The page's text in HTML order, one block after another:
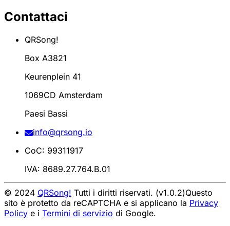
Contattaci
QRSong!
Box A3821
Keurenplein 41
1069CD Amsterdam
Paesi Bassi
info@qrsong.io
CoC: 99311917
IVA: 8689.27.764.B.01
© 2024 QRSong! Tutti i diritti riservati. (v1.0.2)Questo
sito è protetto da reCAPTCHA e si applicano la Privacy
Policy e i Termini di servizio di Google.